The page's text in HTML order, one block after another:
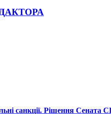
санкції. Рішення Сената